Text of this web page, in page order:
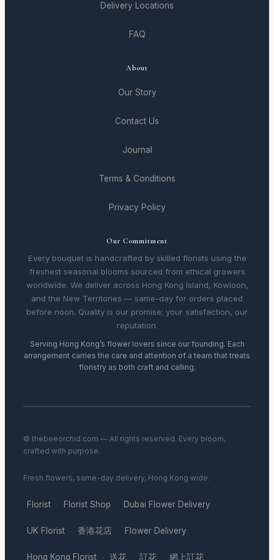
Delivery Locations
FAQ
About
Our Story
Contact Us
Journal
Terms & Conditions
Privacy Policy
Our Commitment
Every bouquet is handcrafted by skilled florists using the
freshest seasonal blooms sourced from ethical growers
worldwide. We deliver across Hong Kong Island, Kowloon,
and the New Territories — same-day for orders placed
before noon. Quality is our promise; your satisfaction, our
reputation.
Serving Hong Kong’s flower lovers since our founding. Each
arrangement carries the care and attention of a team that treats
floristry as both craft and calling.
© thebeeorchid.com — All rights reserved. Every bloom,
crafted with purpose.
Fresh flowers, same-day delivery, Hong Kong wide.
Florist · Florist Shop · Dubai Flower Delivery ·
UK Florist · 香港花店 · Flower Delivery ·
Hong Kong Florist · 送花 · 訂花 · 網上訂花 ·